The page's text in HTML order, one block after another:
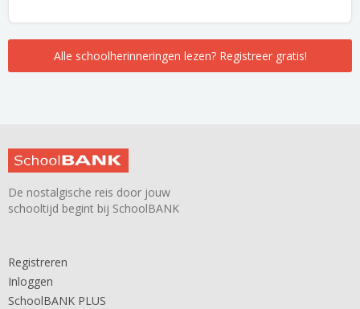
Alle schoolherinneringen lezen? Registreer gratis!
De nostalgische reis door jouw
schooltijd begint bij SchoolBANK
Registreren
Inloggen
SchoolBANK PLUS